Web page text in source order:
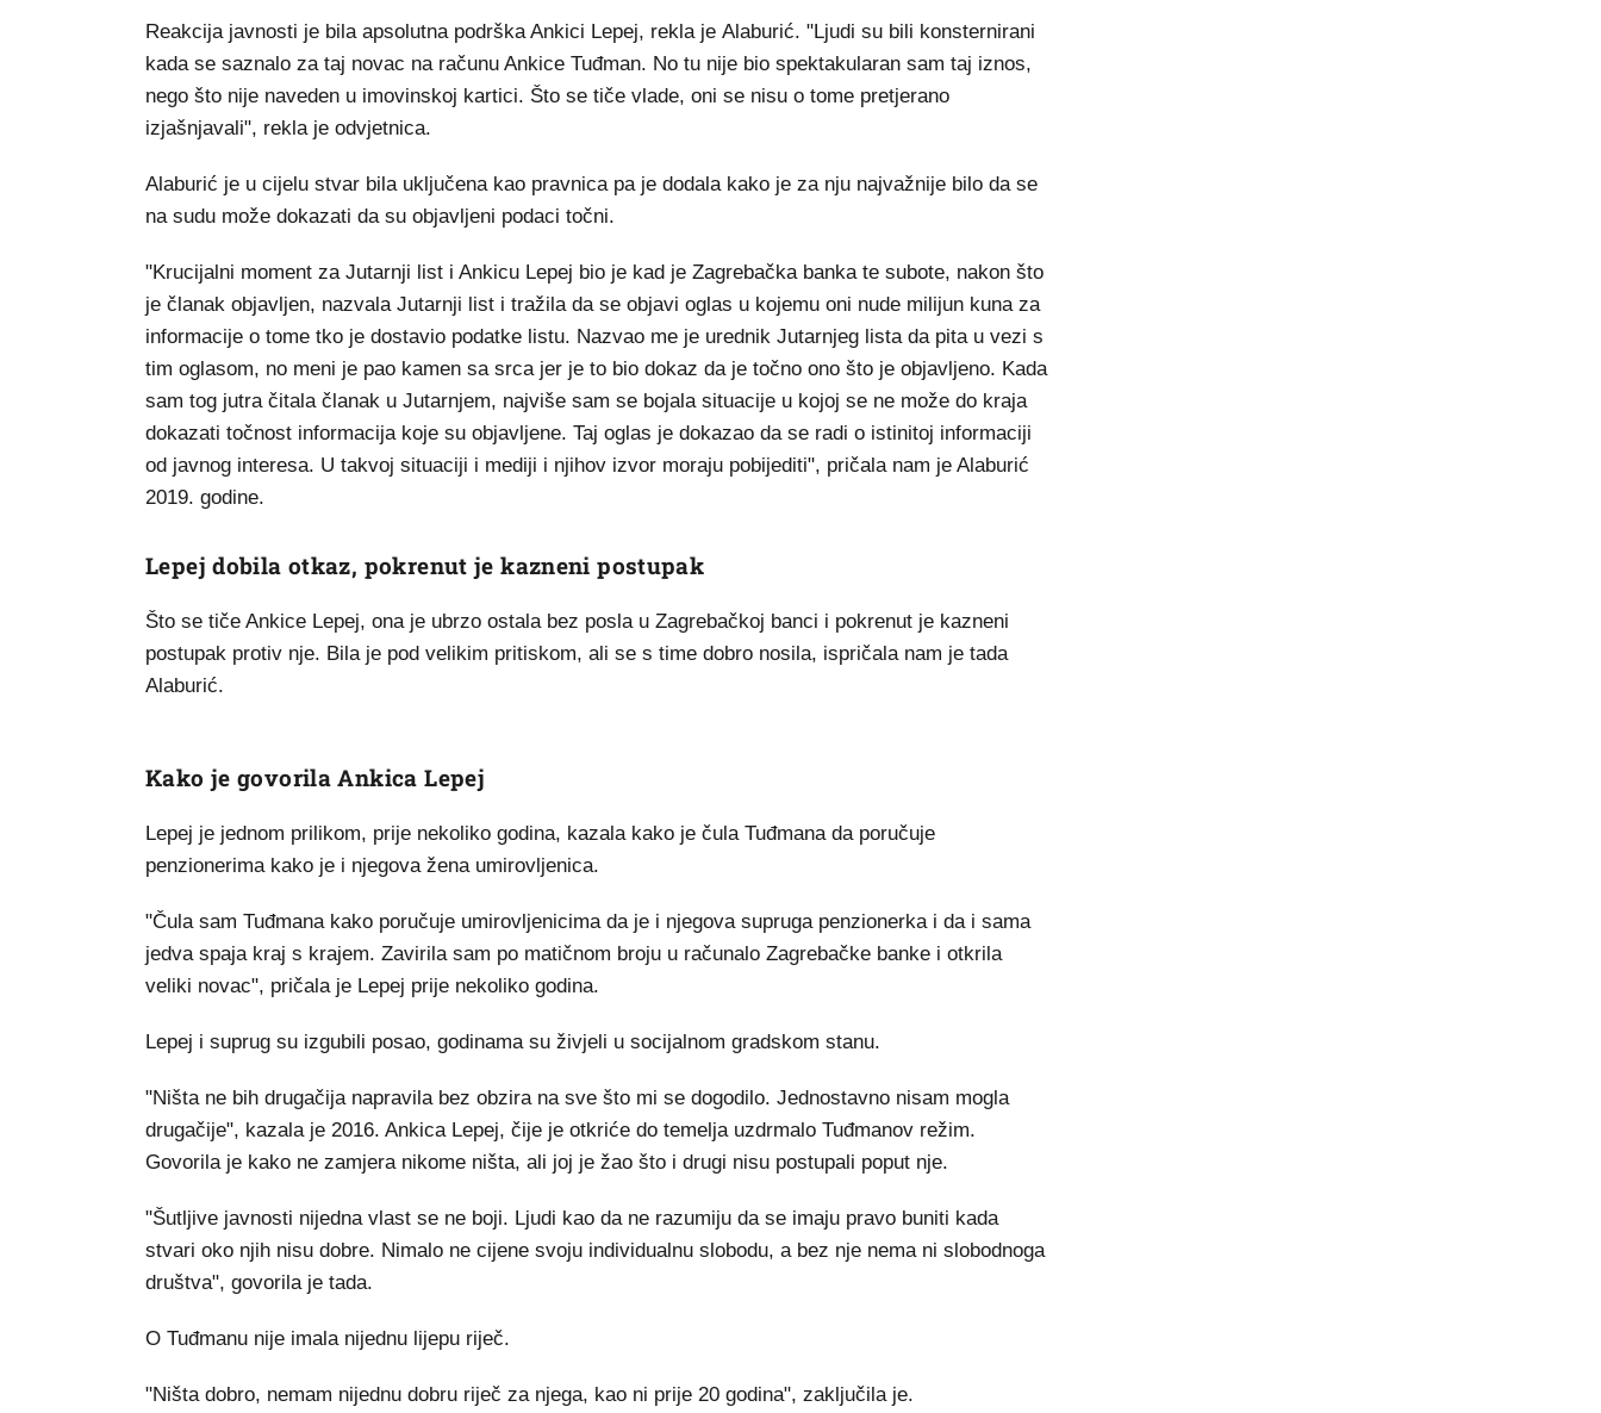
Reakcija javnosti je bila apsolutna podrška Ankici Lepej, rekla je Alaburić. "Ljudi su bili konsternirani
kada se saznalo za taj novac na računu Ankice Tuđman. No tu nije bio spektakularan sam taj iznos,
nego što nije naveden u imovinskoj kartici. Što se tiče vlade, oni se nisu o tome pretjerano
izjašnjavali", rekla je odvjetnica.
Alaburić je u cijelu stvar bila uključena kao pravnica pa je dodala kako je za nju najvažnije bilo da se
na sudu može dokazati da su objavljeni podaci točni.
"Krucijalni moment za Jutarnji list i Ankicu Lepej bio je kad je Zagrebačka banka te subote, nakon što
je članak objavljen, nazvala Jutarnji list i tražila da se objavi oglas u kojemu oni nude milijun kuna za
informacije o tome tko je dostavio podatke listu. Nazvao me je urednik Jutarnjeg lista da pita u vezi s
tim oglasom, no meni je pao kamen sa srca jer je to bio dokaz da je točno ono što je objavljeno. Kada
sam tog jutra čitala članak u Jutarnjem, najviše sam se bojala situacije u kojoj se ne može do kraja
dokazati točnost informacija koje su objavljene. Taj oglas je dokazao da se radi o istinitoj informaciji
od javnog interesa. U takvoj situaciji i mediji i njihov izvor moraju pobijediti", pričala nam je Alaburić
2019. godine.
Lepej dobila otkaz, pokrenut je kazneni postupak
Što se tiče Ankice Lepej, ona je ubrzo ostala bez posla u Zagrebačkoj banci i pokrenut je kazneni
postupak protiv nje. Bila je pod velikim pritiskom, ali se s time dobro nosila, ispričala nam je tada
Alaburić.
Kako je govorila Ankica Lepej
Lepej je jednom prilikom, prije nekoliko godina, kazala kako je čula Tuđmana da poručuje
penzionerima kako je i njegova žena umirovljenica.
"Čula sam Tuđmana kako poručuje umirovljenicima da je i njegova supruga penzionerka i da i sama
jedva spaja kraj s krajem. Zavirila sam po matičnom broju u računalo Zagrebačke banke i otkrila
veliki novac", pričala je Lepej prije nekoliko godina.
Lepej i suprug su izgubili posao, godinama su živjeli u socijalnom gradskom stanu.
"Ništa ne bih drugačija napravila bez obzira na sve što mi se dogodilo. Jednostavno nisam mogla
drugačije", kazala je 2016. Ankica Lepej, čije je otkriće do temelja uzdrmalo Tuđmanov režim.
Govorila je kako ne zamjera nikome ništa, ali joj je žao što i drugi nisu postupali poput nje.
"Šutljive javnosti nijedna vlast se ne boji. Ljudi kao da ne razumiju da se imaju pravo buniti kada
stvari oko njih nisu dobre. Nimalo ne cijene svoju individualnu slobodu, a bez nje nema ni slobodnoga
društva", govorila je tada.
O Tuđmanu nije imala nijednu lijepu riječ.
"Ništa dobro, nemam nijednu dobru riječ za njega, kao ni prije 20 godina", zaključila je.